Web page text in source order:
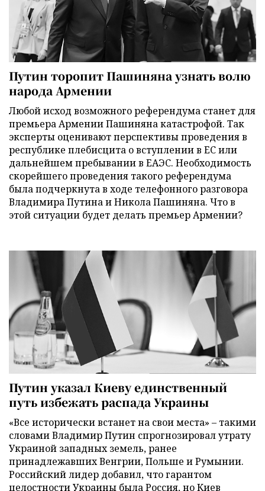
Путин торопит Пашиняна узнать волю
народа Армении
Любой исход возможного референдума станет для
премьера Армении Пашиняна катастрофой. Так
эксперты оценивают перспективы проведения в
республике плебисцита о вступлении в ЕС или
дальнейшем пребывании в ЕАЭС. Необходимость
скорейшего проведения такого референдума
была подчеркнута в ходе телефонного разговора
Владимира Путина и Никола Пашиняна. Что в
этой ситуации будет делать премьер Армении?
Путин указал Киеву единственный
путь избежать распада Украины
«Все исторически встанет на свои места» – такими
словами Владимир Путин спрогнозировал утрату
Украиной западных земель, ранее
принадлежавших Венгрии, Польше и Румынии.
Российский лидер добавил, что гарантом
целостности Украины была Россия, но Киев